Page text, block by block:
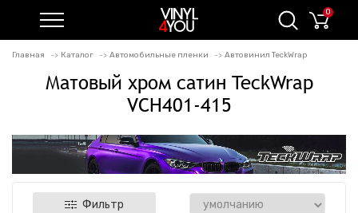
0
Главная Каталог Автомобильные пленки Автовинил TeckWrap
Матовый хром сатин TeckWrap
VCH401-415
Фильтр